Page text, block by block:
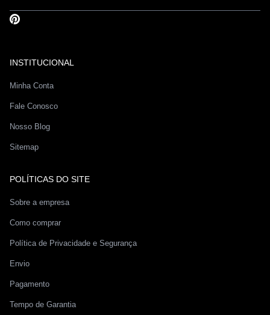
INSTITUCIONAL
Minha Conta
Fale Conosco
Nosso Blog
Sitemap
POLÍTICAS DO SITE
Sobre a empresa
Como comprar
Política de Privacidade e Segurança
Envio
Pagamento
Tempo de Garantia